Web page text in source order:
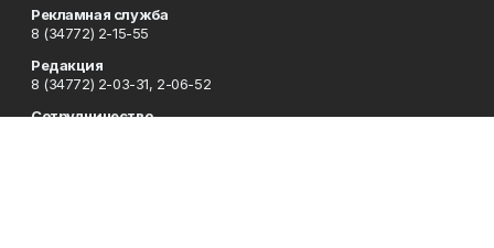
Рекламная служба
8 (34772) 2-15-55
Редакция
8 (34772) 2-03-31, 2-06-52
Сотрудничество